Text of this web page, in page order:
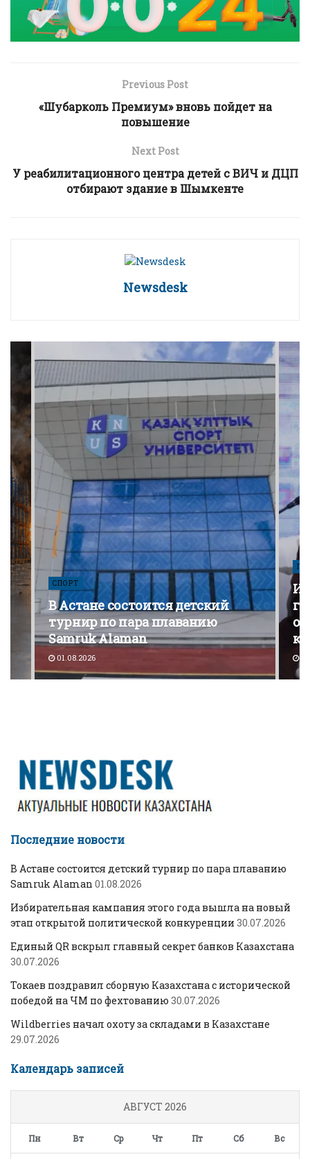
Previous Post
«Шубарколь Премиум» вновь пойдет на
повышение
Next Post
У реабилитационного центра детей с ВИЧ и ДЦП
отбирают здание в Шымкенте
Newsdesk
СПОРТ
В Астане состоится детский
турнир по пара плаванию
Samruk Alaman
01.08.2026
Последние новости
В Астане состоится детский турнир по пара плаванию
Samruk Alaman 01.08.2026
Избирательная кампания этого года вышла на новый
этап открытой политической конкуренции 30.07.2026
Единый QR вскрыл главный секрет банков Казахстана
30.07.2026
Токаев поздравил сборную Казахстана с исторической
победой на ЧМ по фехтованию 30.07.2026
Wildberries начал охоту за складами в Казахстане
29.07.2026
Календарь записей
АВГУСТ 2026
Пн Вт Ср Чт Пт Сб Вс